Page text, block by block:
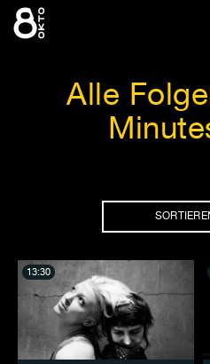
Zum
Inhalt
Alle
13:30